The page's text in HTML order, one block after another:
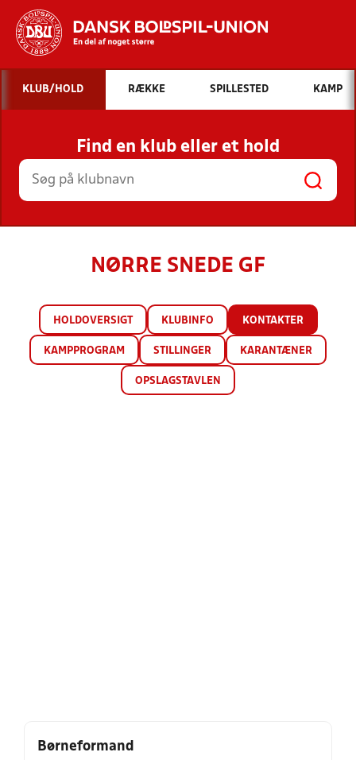
Hvad vil du søge efter?
INDHOLD OG NYHEDER
STILLINGER, RESULTATER, KLUBBER OG
HOLD
KLUB/HOLD RÆKKE SPILLESTED KAMP
Find en klub eller et hold
NØRRE SNEDE GF
HOLDOVERSIGT KLUBINFO KONTAKTER
KAMPPROGRAM STILLINGER KARANTÆNER
OPSLAGSTAVLEN
Børneformand